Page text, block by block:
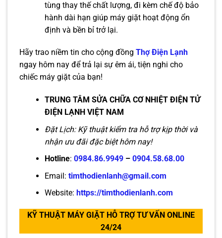
tùng thay thế chất lượng, đi kèm chế độ bảo
hành dài hạn giúp máy giặt hoạt động ổn
định và bền bỉ trở lại.
Hãy trao niềm tin cho cộng đồng Thợ Điện Lạnh
ngay hôm nay để trả lại sự êm ái, tiện nghi cho
chiếc máy giặt của bạn!
TRUNG TÂM SỬA CHỮA CƠ NHIỆT ĐIỆN TỬ
ĐIỆN LẠNH VIỆT NAM
Đặt Lịch: Kỹ thuật kiểm tra hỗ trợ kịp thời và
nhận ưu đãi đặc biệt hôm nay!
Hotline: 0984.86.9949– 0904.58.68.00
Email: timthodienlanh@gmail.com
Website: https://timthodienlanh.com
KỸ THUẬT MÁY GIẶT HỖ TRỢ TƯ VẤN ONLINE
24/24